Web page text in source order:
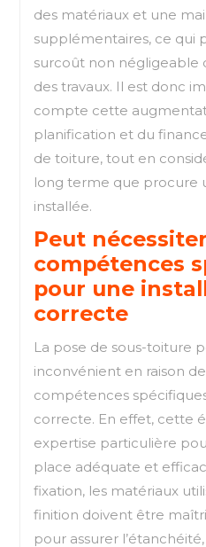
des matériaux et une
supplémentaires, ce qui
surcoût non négligeable
des travaux. Il est donc
compte cette
planification et du
de toiture, tout en
long terme que procure
installée.
Peut
compétences
pour une
correcte
La pose de sous-toiture
inconvénient en raison
compétences
correcte. En effet, cette
expertise particulière
place adéquate et
fixation, les matériaux
finition doivent être
pour assurer